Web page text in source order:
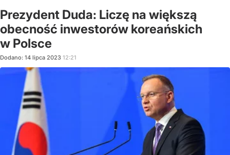
Prezydent Duda: Liczę na większą
obecność inwestorów koreańskich
w Polsce
Dodano: 14 lipca 2023 12:21